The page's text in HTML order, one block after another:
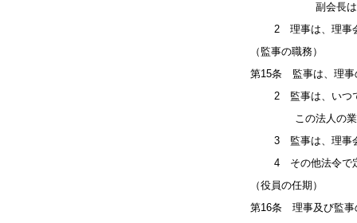
副会長は会長
2 理事は、理事会を
（監事の職務）
第15条 監事は、理事
2 監事は、いつで
この法人の業務及
3 監事は、理事会
4 その他法令で定
（役員の任期）
第16条 理事及び監事